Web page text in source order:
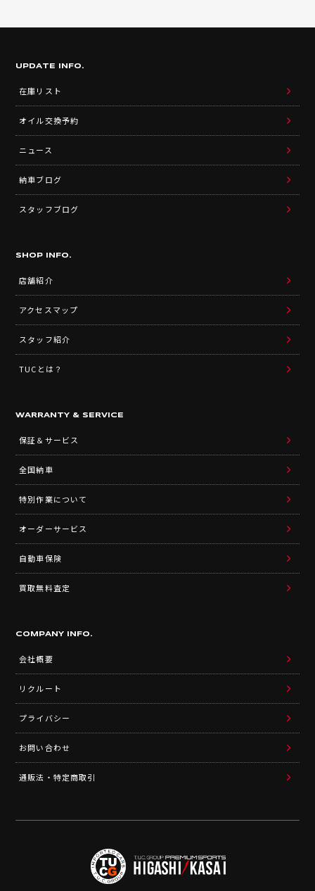
UPDATE INFO.
在庫リスト
オイル交換予約
ニュース
納車ブログ
スタッフブログ
SHOP INFO.
店舗紹介
アクセスマップ
スタッフ紹介
TUCとは？
WARRANTY & SERVICE
保証＆サービス
全国納車
特別作業について
オーダーサービス
自動車保険
買取無料査定
COMPANY INFO.
会社概要
リクルート
プライバシー
お問い合わせ
通販法・特定商取引